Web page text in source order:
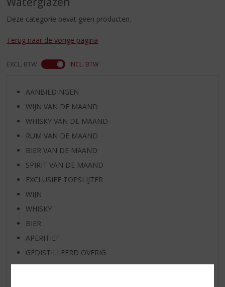
r
n
n
Deze categorie bevat geen producten.
Terug naar de vorige pagina
EXCL. BTW INCL. BTW
AANBIEDINGEN
WIJN VAN DE MAAND
WHISKY VAN DE MAAND
RUM VAN DE MAAND
BIER VAN DE MAAND
SPIRIT VAN DE MAAND
EXCLUSIEF TOPSLIJTER
WIJN
WHISKY
BIER
APERITIEF
GEDISTILLEERD OVERIG
SHOTJES